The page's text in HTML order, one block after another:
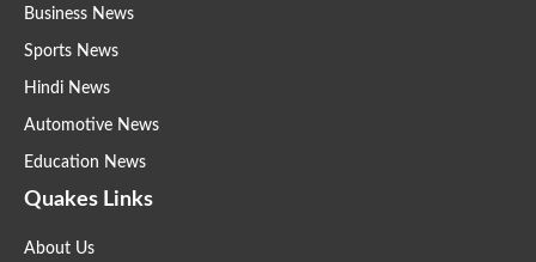
Business News
Sports News
Hindi News
Automotive News
Education News
Quakes Links
About Us